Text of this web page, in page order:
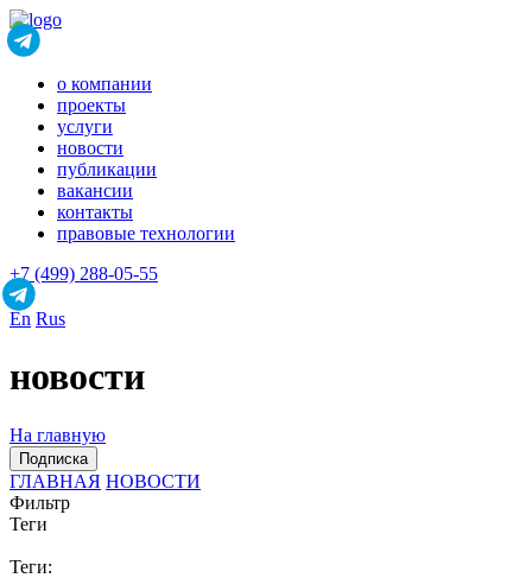
о компании
проекты
услуги
новости
публикации
вакансии
контакты
правовые технологии
+7 (499) 288-05-55
En Rus
новости
На главную
Подписка
ГЛАВНАЯ НОВОСТИ
Фильтр
Теги
Теги: